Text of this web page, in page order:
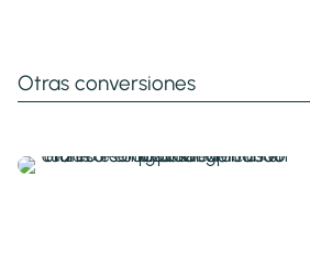
Otras conversiones